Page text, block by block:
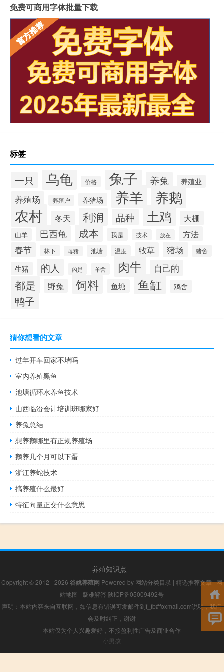
免费可商用字体批量下载
标签
一只 乌龟 价格 兔子 养兔 养殖业
养殖场 养殖户 养猪场 养羊 养鹅
农村 冬天 利润 品种 土鸡 大棚
山羊 巴西龟 成本 我是 技术 放在
方法
春节
林下 母猪 池塘 温度 牧草 猪场 猪舍
生猪 的人 的是 羊舍 肉牛 自己的
都是 野兔 饲料 鱼塘 鱼缸 鸡舍
鸭子
猜你想看的文章
过年开车回家不堵吗
室内养殖黑鱼
池塘循环水养鱼技术
山西临汾会计培训班哪家好
养兔总结
想养鹅哪里有正规养殖场
鹅养几个月可以下蛋
浙江养蛇技术
搞养殖什么最好
特征向量正交什么意思
养殖知识点
Copyright © 2012 - 2026 谷姚养殖网 Powered by 网站分类目录 | 精选推荐文章|网
站地图 | 疑难解答 陕ICP备05009492号
声明：本站内容来自互联网，如信息有错误可发邮件到f_fb#foxmail.com说明，我们
会及时纠正，谢谢
本站仅为个人兴趣爱好，不接盈利性广告及商业合作
小男孩